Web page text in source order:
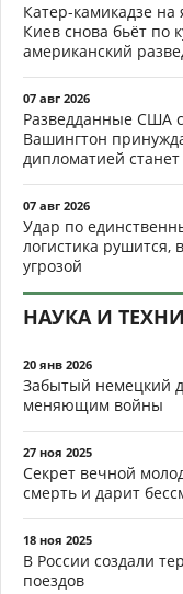
Катер-камикадзе на
Киев снова бьёт по
американский
07 авг 2026
Разведданные США
Вашингтон
дипломатией
07 авг 2026
Удар по
логистика рушится,
угрозой
НАУКА И
20 янв 2026
Забытый немецкий
меняющим войны
27 ноя 2025
Секрет вечной
смерть и дарит
18 ноя 2025
В России создали
поездов